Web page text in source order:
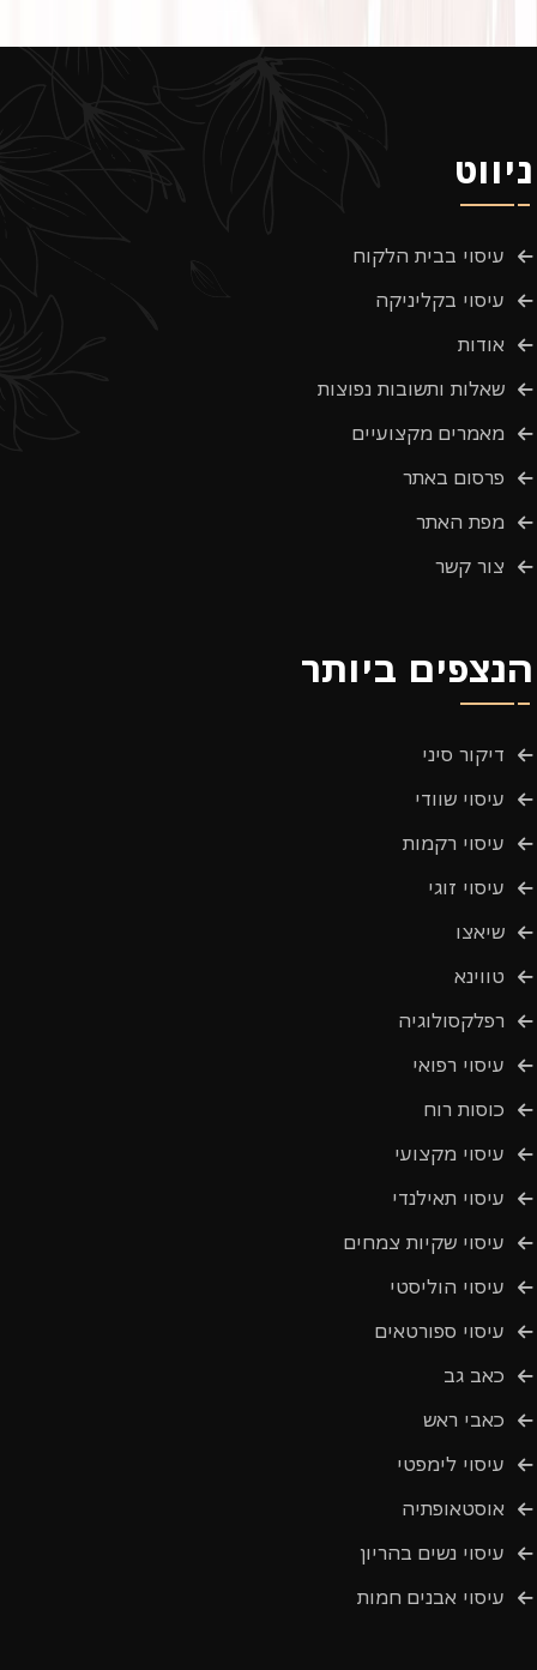
ניווט
עיסוי בבית הלקוח
עיסוי בקליניקה
אודות
שאלות ותשובות נפוצות
מאמרים מקצועיים
פרסום באתר
מפת האתר
צור קשר
הנצפים ביותר
דיקור סיני
עיסוי שוודי
עיסוי רקמות
עיסוי זוגי
שיאצו
טווינא
רפלקסולוגיה
עיסוי רפואי
כוסות רוח
עיסוי מקצועי
עיסוי תאילנדי
עיסוי שקיות צמחים
עיסוי הוליסטי
עיסוי ספורטאים
כאב גב
כאבי ראש
עיסוי לימפטי
אוסטאופתיה
עיסוי נשים בהריון
עיסוי אבנים חמות